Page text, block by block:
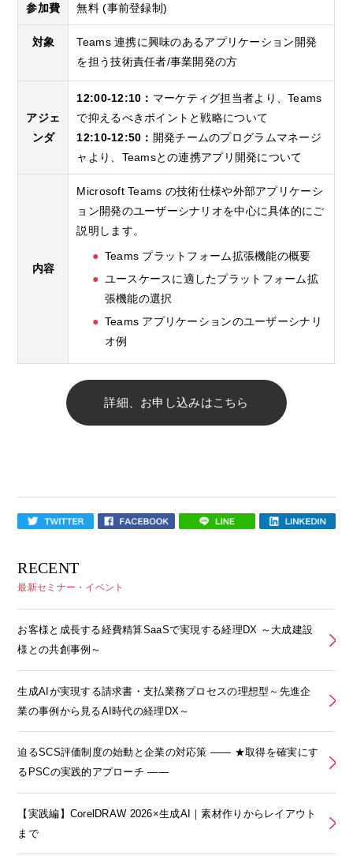
参加費 無料 (事前登録制)
対象
Teams 連携に興味のあるアプリケーション開発
を担う技術責任者/事業開発の方
アジェ
ンダ
12:00-12:10： マーケティグ担当者より、Teams
で抑えるべきポイントと戦略について
12:10-12:50： 開発チームのプログラムマネージ
ャより、Teamsとの連携アプリ開発について
内容
Microsoft Teams の技術仕様や外部アプリケーシ
ョン開発のユーザーシナリオを中心に具体的にご
説明します。
Teams プラットフォーム拡張機能の概要
ユースケースに適したプラットフォーム拡
張機能の選択
Teams アプリケーションのユーザーシナリ
オ例
詳細、お申し込みはこちら
RECENT
最新セミナー・イベント
お客様と成長する経費精算SaaSで実現する経理DX ～大成建設
様との共創事例～
生成AIが実現する請求書・支払業務プロセスの理想型～先進企
業の事例から見るAI時代の経理DX～
迫るSCS評価制度の始動と企業の対応策 ―― ★取得を確実にす
るPSCの実践的アプローチ ――
【実践編】CorelDRAW 2026×生成AI｜素材作りからレイアウト
まで